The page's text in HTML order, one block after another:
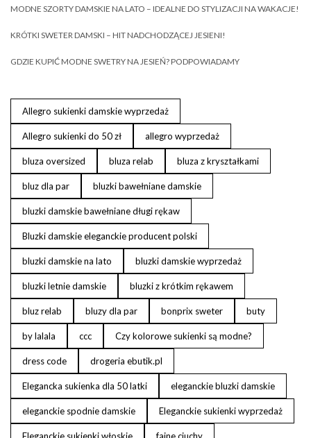
MODNE SZORTY DAMSKIE NA LATO – IDEALNE DO STYLIZACJI NA WAKACJE!
KRÓTKI SWETER DAMSKI – HIT NADCHODZĄCEJ JESIENI!
GDZIE KUPIĆ MODNE SWETRY NA JESIEŃ? PODPOWIADAMY
Allegro sukienki damskie wyprzedaż
Allegro sukienki do 50 zł allegro wyprzedaż
bluza oversized bluza relab bluza z kryształkami
bluz dla par bluzki bawełniane damskie
bluzki damskie bawełniane długi rękaw
Bluzki damskie eleganckie producent polski
bluzki damskie na lato bluzki damskie wyprzedaż
bluzki letnie damskie bluzki z krótkim rękawem
bluz relab bluzy dla par bonprix sweter buty
by lalala ccc Czy kolorowe sukienki są modne?
dress code drogeria ebutik.pl
Elegancka sukienka dla 50 latki eleganckie bluzki damskie
eleganckie spodnie damskie Eleganckie sukienki wyprzedaż